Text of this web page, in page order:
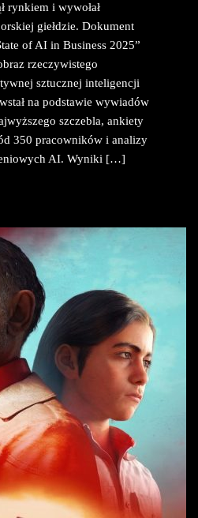
rynkiem i wywołał
giełdzie. Dokument
of AI in Business 2025”
rzeczywistego
sztucznej inteligencji
na podstawie wywiadów
szczebla, ankiety
350 pracowników i analizy
AI. Wyniki […]